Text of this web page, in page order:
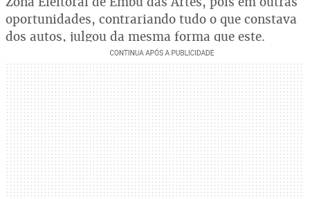
oportunidades, contrariando tudo o que constava
dos autos, julgou da mesma forma que este.